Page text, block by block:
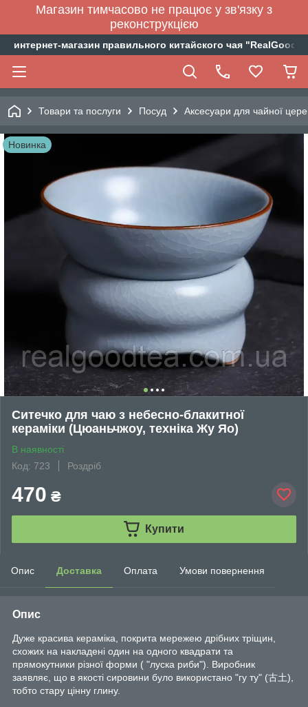
Магазин тимчасово не працює у зв'язку з
реконструкцією
интернет-магазин правильного китайского чая
Товари та послуги Посуд Аксесуари для чайної
Новинка
Ситечко для чаю з небесно-блакитної
кераміки (Цюаньчжоу, техніка Жу Яо)
В наявності
Код: 723
Роздріб
470 ₴
Купити
Опис Доставка Оплата Умови повернення
Опис
Дуже красива кераміка, покрита мережею дрібних тріщин,
схожих на накладені один на одного квадрати та
прямокутники різної форми ( "луска риби"). Виробник
заявляє, що в якості сировини було використано "гу ту" (古土),
тобто стару цінну глину.